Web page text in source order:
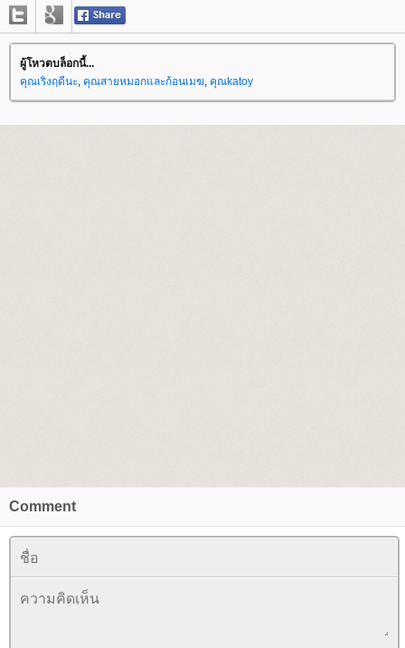
ผู้โหวตบล็อกนี้...
คุณเริงฤดีนะ, คุณสายหมอกและก้อนเมฆ, คุณkatoy
Comment